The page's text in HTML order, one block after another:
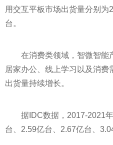
用交互平板市场出货量分别为
台。
在消费类领域，智微智能
居家办公、线上学习 以及消费
出货量持续增长。
据IDC数据，2017-2021
台、2.59亿台、2.67亿台、